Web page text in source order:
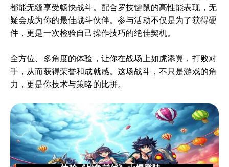
都能无缝享受畅快战斗。配合罗技键鼠的高性能表现，无
疑会成为你的最佳战斗伙伴。参与活动不仅是为了获得硬
件，更是一次检验自己操作技巧的绝佳契机。
全方位、多角度的体验，让你在战场上如虎添翼，打败对
手，从而获得荣誉和成就感。这场战斗，不只是游戏的角
力，更是你技术与策略的比拼。